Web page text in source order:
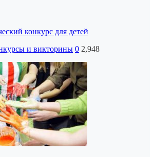
конкурс для детей
и викторины 0 2,948